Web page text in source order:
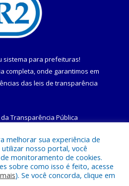
sistema para prefeituras!
completa, onde garantimos em
das leis de transparência
Transparência Pública
a Prefeitura Municipal de
Maracanã.
melhorar sua experiência de
nosso portal, você
monitoramento de cookies.
sobre como isso é feito, acesse
). Se você concorda, clique em